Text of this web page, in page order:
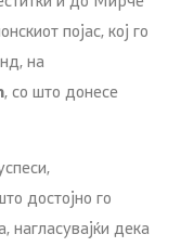
појас, кој го
на
, со што донесе
достојно го
нагласувајќи дека